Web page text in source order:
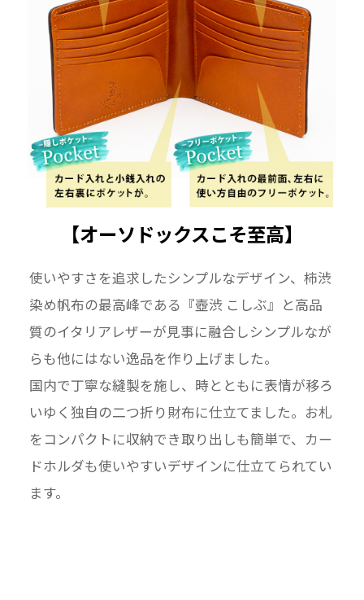
【オーソドックスこそ至高】
使いやすさを追求したシンプルなデザイン、柿渋
染め帆布の最高峰である『壺渋 こしぶ』と高品
質のイタリアレザーが見事に融合しシンプルなが
らも他にはない逸品を作り上げました。
国内で丁寧な縫製を施し、時とともに表情が移ろ
いゆく独自の二つ折り財布に仕立てました。お札
をコンパクトに収納でき取り出しも簡単で、カー
ドホルダも使いやすいデザインに仕立てられてい
ます。